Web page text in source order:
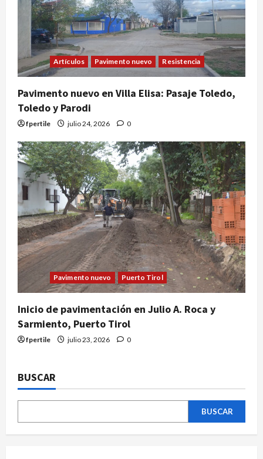
Artículos Pavimento nuevo Resistencia
Pavimento nuevo en Villa Elisa: Pasaje Toledo,
Toledo y Parodi
fpertile julio 24, 2026 0
Pavimento nuevo Puerto Tirol
Inicio de pavimentación en Julio A. Roca y
Sarmiento, Puerto Tirol
fpertile julio 23, 2026 0
BUSCAR
BUSCAR